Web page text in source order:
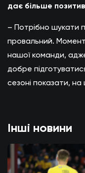
дає більше
– Потрібно шукати
провальний.
нашої команди,
добре
сезоні показати, на
Інші новини